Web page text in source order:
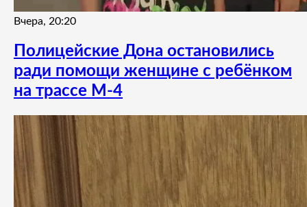
Вчера, 20:20
Полицейские Дона остановились
ради помощи женщине с ребёнком
на трассе М-4